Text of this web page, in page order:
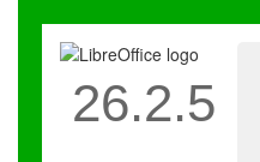
26.2.5